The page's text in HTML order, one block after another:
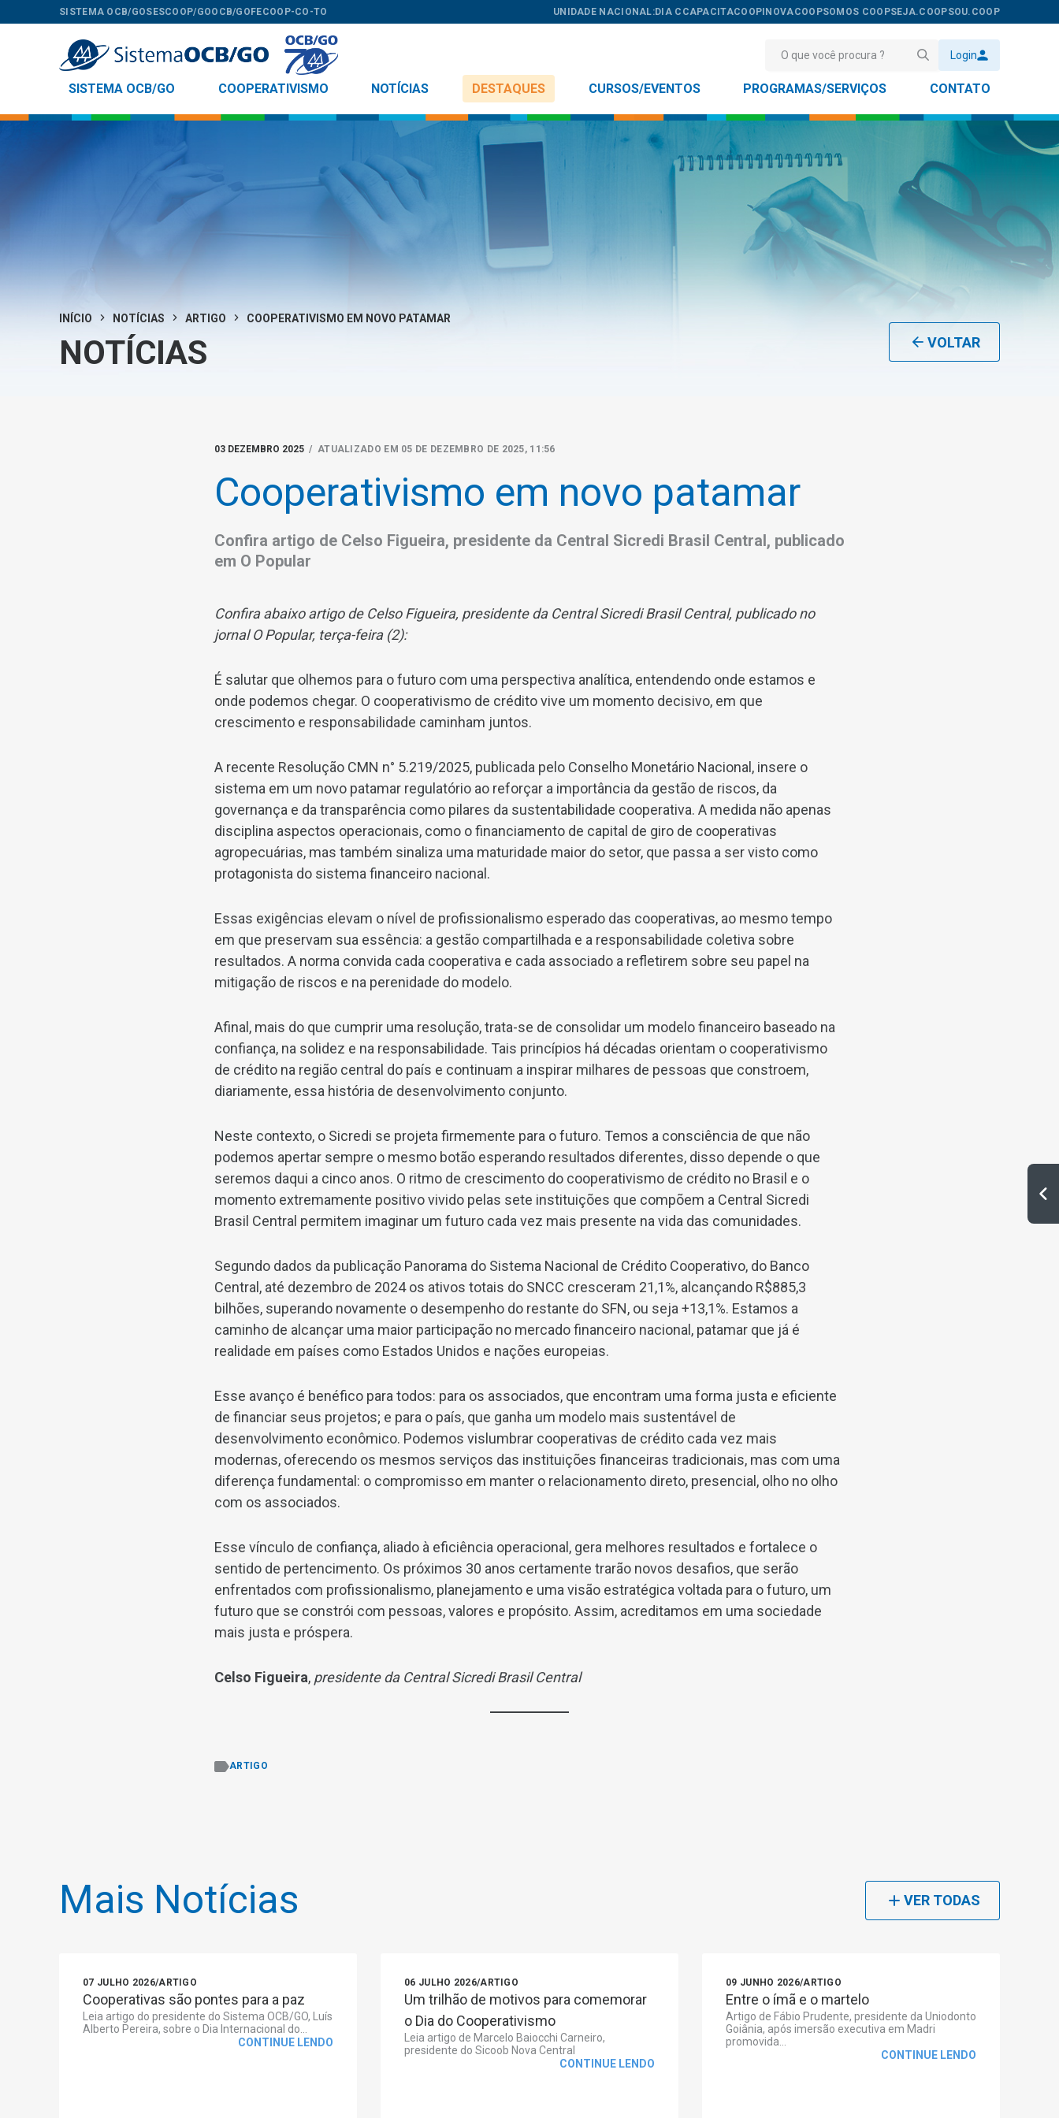
SISTEMA OCB/GOSESCOOP/GOOCB/GOFECOOP-CO-TO UNIDADE NACIONAL:DIA C CAPACITACOOPINOVACOOPSOMOS COOPSEJA.COOPSOU.COOP
Login
SISTEMA OCB/GO COOPERATIVISMO NOTÍCIAS DESTAQUES CURSOS/EVENTOS PROGRAMAS/SERVIÇOS CONTATO
INÍCIO NOTÍCIAS ARTIGO COOPERATIVISMO EM NOVO PATAMAR
NOTÍCIAS VOLTAR
03 DEZEMBRO 2025 / ATUALIZADO EM 05 DE DEZEMBRO DE 2025, 11:56
Cooperativismo em novo patamar
Confira artigo de Celso Figueira, presidente da Central Sicredi Brasil Central, publicado
em O Popular
Confira abaixo artigo de Celso Figueira, presidente da Central Sicredi Brasil Central, publicado no
jornal O Popular, terça-feira (2):
É salutar que olhemos para o futuro com uma perspectiva analítica, entendendo onde estamos e
onde podemos chegar. O cooperativismo de crédito vive um momento decisivo, em que
crescimento e responsabilidade caminham juntos.
A recente Resolução CMN n° 5.219/2025, publicada pelo Conselho Monetário Nacional, insere o
sistema em um novo patamar regulatório ao reforçar a importância da gestão de riscos, da
governança e da transparência como pilares da sustentabilidade cooperativa. A medida não apenas
disciplina aspectos operacionais, como o financiamento de capital de giro de cooperativas
agropecuárias, mas também sinaliza uma maturidade maior do setor, que passa a ser visto como
protagonista do sistema financeiro nacional.
Essas exigências elevam o nível de profissionalismo esperado das cooperativas, ao mesmo tempo
em que preservam sua essência: a gestão compartilhada e a responsabilidade coletiva sobre
resultados. A norma convida cada cooperativa e cada associado a refletirem sobre seu papel na
mitigação de riscos e na perenidade do modelo.
Afinal, mais do que cumprir uma resolução, trata-se de consolidar um modelo financeiro baseado na
confiança, na solidez e na responsabilidade. Tais princípios há décadas orientam o cooperativismo
de crédito na região central do país e continuam a inspirar milhares de pessoas que constroem,
diariamente, essa história de desenvolvimento conjunto.
Neste contexto, o Sicredi se projeta firmemente para o futuro. Temos a consciência de que não
podemos apertar sempre o mesmo botão esperando resultados diferentes, disso depende o que
seremos daqui a cinco anos. O ritmo de crescimento do cooperativismo de crédito no Brasil e o
momento extremamente positivo vivido pelas sete instituições que compõem a Central Sicredi
Brasil Central permitem imaginar um futuro cada vez mais presente na vida das comunidades.
Segundo dados da publicação Panorama do Sistema Nacional de Crédito Cooperativo, do Banco
Central, até dezembro de 2024 os ativos totais do SNCC cresceram 21,1%, alcançando R$885,3
bilhões, superando novamente o desempenho do restante do SFN, ou seja +13,1%. Estamos a
caminho de alcançar uma maior participação no mercado financeiro nacional, patamar que já é
realidade em países como Estados Unidos e nações europeias.
Esse avanço é benéfico para todos: para os associados, que encontram uma forma justa e eficiente
de financiar seus projetos; e para o país, que ganha um modelo mais sustentável de
desenvolvimento econômico. Podemos vislumbrar cooperativas de crédito cada vez mais
modernas, oferecendo os mesmos serviços das instituições financeiras tradicionais, mas com uma
diferença fundamental: o compromisso em manter o relacionamento direto, presencial, olho no olho
com os associados.
Esse vínculo de confiança, aliado à eficiência operacional, gera melhores resultados e fortalece o
sentido de pertencimento. Os próximos 30 anos certamente trarão novos desafios, que serão
enfrentados com profissionalismo, planejamento e uma visão estratégica voltada para o futuro, um
futuro que se constrói com pessoas, valores e propósito. Assim, acreditamos em uma sociedade
mais justa e próspera.
Celso Figueira, presidente da Central Sicredi Brasil Central
ARTIGO
Mais Notícias VER TODAS
07 JULHO 2026/ARTIGO
Cooperativas são pontes para a paz
Leia artigo do presidente do Sistema OCB/GO, Luís
Alberto Pereira, sobre o Dia Internacional do...
CONTINUE LENDO
06 JULHO 2026/ARTIGO
Um trilhão de motivos para comemorar
o Dia do Cooperativismo
Leia artigo de Marcelo Baiocchi Carneiro,
presidente do Sicoob Nova Central
CONTINUE LENDO
09 JUNHO 2026/ARTIGO
Entre o ímã e o martelo
Artigo de Fábio Prudente, presidente da Uniodonto
Goiânia, após imersão executiva em Madri
promovida...
CONTINUE LENDO